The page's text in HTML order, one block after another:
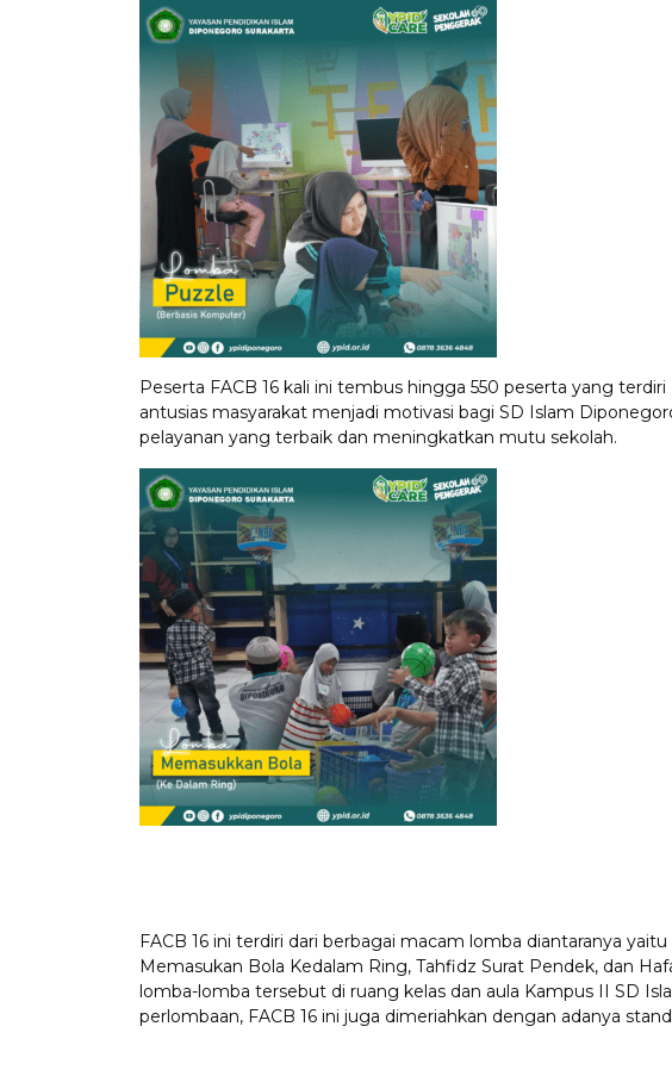
Peserta FACB 16 kali ini tembus hingga 550 peserta yang terdiri
antusias masyarakat menjadi motivasi bagi SD Islam
pelayanan yang terbaik dan meningkatkan mutu sekolah.
FACB 16 ini terdiri dari berbagai macam lomba diantaranya
Memasukan Bola Kedalam Ring, Tahfidz Surat Pendek, dan
lomba-lomba tersebut di ruang kelas dan aula Kampus II SD
perlombaan, FACB 16 ini juga dimeriahkan dengan adanya